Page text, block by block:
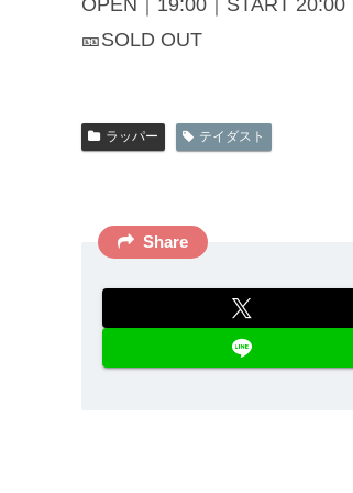
OPEN｜19:00｜START 20:00
🎫SOLD OUT
ラッパー テイダスト
Share